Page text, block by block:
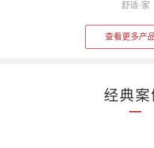
舒适·家
查看更多产
经典案